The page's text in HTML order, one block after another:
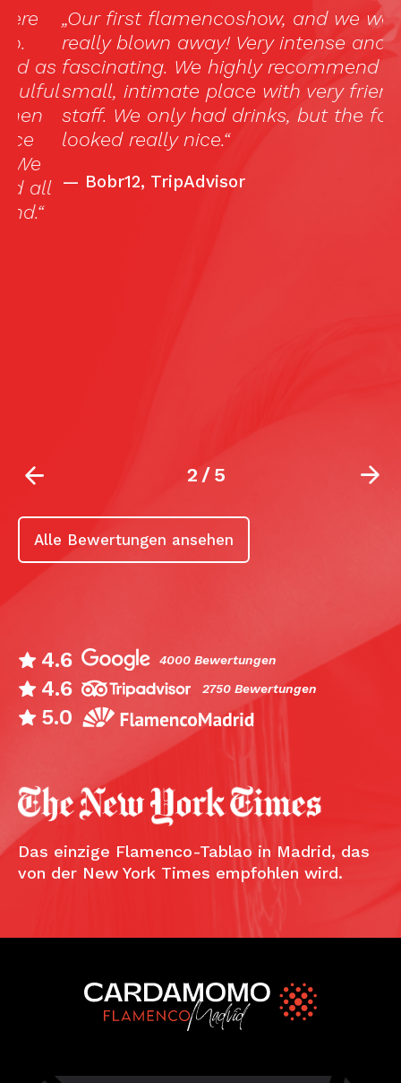
„Our first flamencoshow, and we were
really blown away! Very intense and
fascinating. We highly recommend it. A
small, intimate place with very friendly
staff. We only had drinks, but the food
looked really nice.“
—Bobr12, TripAdvisor
2/5
Alle Bewertungen ansehen
4.6 4000 Bewertungen
4.6 2750 Bewertungen
5.0
Das einzige Flamenco-Tablao in Madrid, das
von der New York Times empfohlen wird.